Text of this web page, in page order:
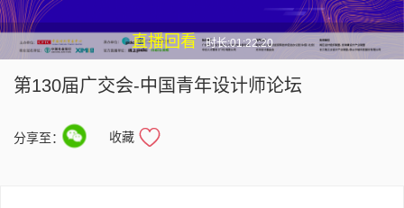
直播回看 时长:01:22:20
第130届广交会-中国青年设计师论坛
分享至： 收藏